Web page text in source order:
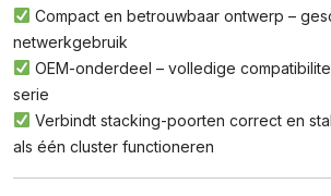
Compact en betrouwbaar ontwerp –
netwerkgebruik
OEM-onderdeel – volledige
serie
Verbindt stacking-poorten correct en
als één cluster functioneren